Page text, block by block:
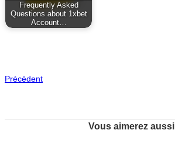
Frequently Asked
Questions about 1xbet
Account…
Précédent
Vous aimerez aussi